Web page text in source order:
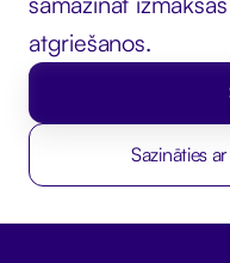
atgriešanos.
Sazināties